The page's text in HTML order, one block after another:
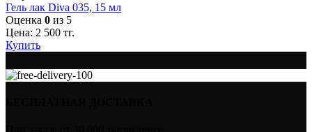
Гель лак Diva 035, 15 мл
Оценка 0 из 5
Цена: 2 500 тг.
Купить